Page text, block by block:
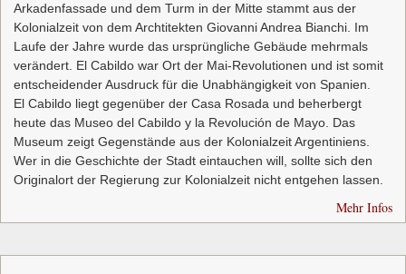
Arkadenfassade und dem Turm in der Mitte stammt aus der
Kolonialzeit von dem Archtitekten Giovanni Andrea Bianchi. Im
Laufe der Jahre wurde das ursprüngliche Gebäude mehrmals
verändert. El Cabildo war Ort der Mai-Revolutionen und ist somit
entscheidender Ausdruck für die Unabhängigkeit von Spanien.
El Cabildo liegt gegenüber der Casa Rosada und beherbergt
heute das Museo del Cabildo y la Revolución de Mayo. Das
Museum zeigt Gegenstände aus der Kolonialzeit Argentiniens.
Wer in die Geschichte der Stadt eintauchen will, sollte sich den
Originalort der Regierung zur Kolonialzeit nicht entgehen lassen.
Mehr Infos